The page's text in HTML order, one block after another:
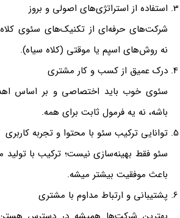
استفاده از استراتژی‌های اصولی و بروز
شرکت‌های حرفه‌ای از تکنیک‌های سئوی کلاه
نه روش‌های اسپم یا موقتی (کلاه سیاه).
درک عمیق از کسب‌ و کار مشتری
سئوی خوب باید اختصاصی و بر اساس
باشه، نه یه فرمول ثابت برای همه.
توانایی ترکیب سئو با محتوا و تجربه کاربری
باعث موفقیت بیشتر میشه.
پشتیبانی و ارتباط مداوم با مشتری